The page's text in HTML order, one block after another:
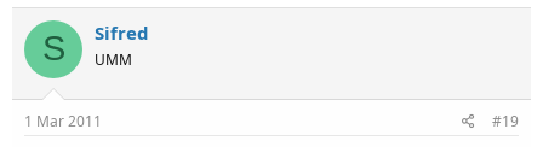
S Sifred
UMM
1 Mar 2011 #19